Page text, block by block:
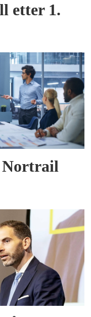
etter 1.
Nortrail